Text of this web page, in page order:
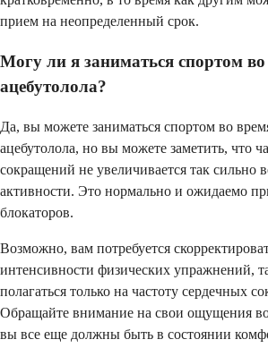
прием на неопределенный срок.
Могу ли я заниматься спортом
ацебутолола?
Да, вы можете заниматься спортом во
ацебутолола, но вы можете заметить, что
сокращений не увеличивается так сильно
активности. Это нормально и ожидаемо
блокаторов.
Возможно, вам потребуется
интенсивности физических упражнений,
полагаться только на частоту сердечных
Обращайте внимание на свои ощущения
вы все еще должны быть в состоянии